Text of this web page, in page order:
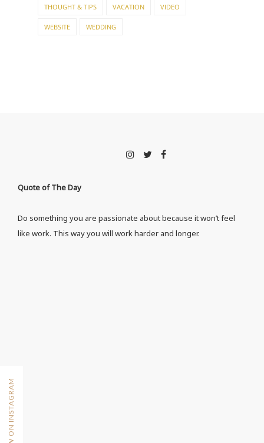
THOUGHT & TIPS VACATION VIDEO
WEBSITE WEDDING
Quote of The Day
Do something you are passionate about because it won’t feel
like work. This way you will work harder and longer.